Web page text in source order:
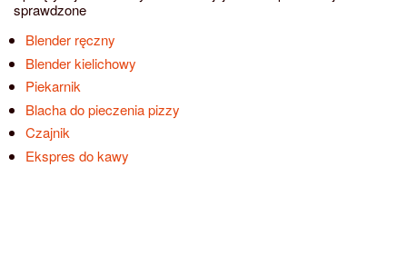
sprawdzone
Blender ręczny
Blender kielichowy
Piekarnik
Blacha do pieczenia pizzy
Czajnik
Ekspres do kawy